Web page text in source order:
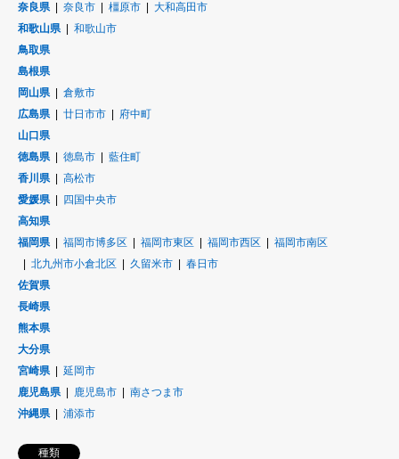
奈良県
奈良市 橿原市
大和高田市
和歌山県
和歌山市
鳥取県
島根県
岡山県
倉敷市
広島県
廿日市市
府中町
山口県
徳島県
徳島市
藍住町
香川県
高松市
愛媛県
四国中央市
高知県
福岡県
福岡市博多区 福岡市東区 福岡市西区
福岡市南区
北九州市小倉北区
久留米市
春日市
佐賀県
長崎県
熊本県
大分県
宮崎県
延岡市
鹿児島県
鹿児島市
南さつま市
沖縄県
浦添市
種類